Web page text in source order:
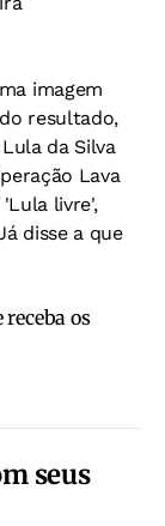
imagem
resultado,
da Silva
Lava
livre',
disse a que
receba os
seus